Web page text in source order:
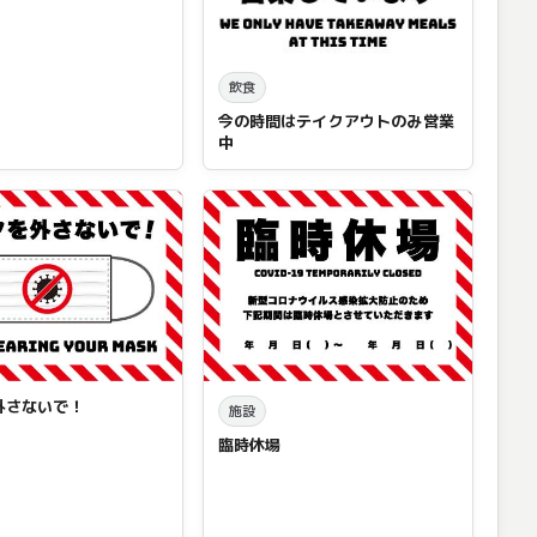
飲食
今の時間はテイクアウトのみ営業
中
ないで！ 施設
臨時休場